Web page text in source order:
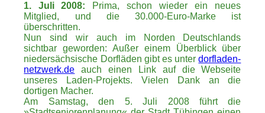
1. Juli 2008: Prima, schon wieder ein neues
Mitglied, und die 30.000-Euro-Marke ist
überschritten.
Nun sind wir auch im Norden Deutschlands
sichtbar geworden: Außer einem Überblick über
niedersächsische Dorfläden gibt es unterdorfladen-
netzwerk.de auch einen Link auf die Webseite
unseres Laden-Projekts. Vielen Dank an die
dortigen Macher.
Am Samstag, den 5. Juli 2008 führt die